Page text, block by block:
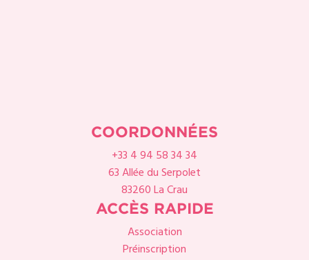
COORDONNÉES
+33 4 94 58 34 34
63 Allée du Serpolet
83260 La Crau
ACCÈS RAPIDE
Association
Préinscription